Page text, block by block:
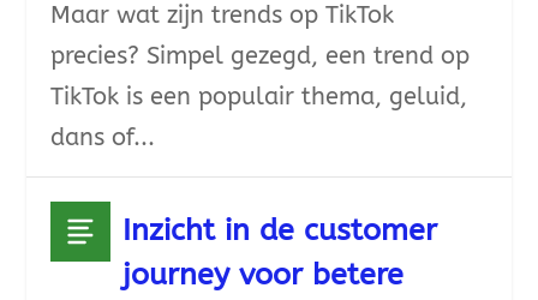
Maar wat zijn trends op TikTok
precies? Simpel gezegd, een trend op
TikTok is een populair thema, geluid,
dans of...
Inzicht in de customer
journey voor betere